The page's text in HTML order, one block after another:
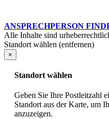
ANSPRECHPERSON
Alle Inhalte sind
Standort wählen (entfernen)
×
Standort wählen
Geben Sie Ihre Postleitzahl
Standort aus der Karte, um
anzuzeigen.